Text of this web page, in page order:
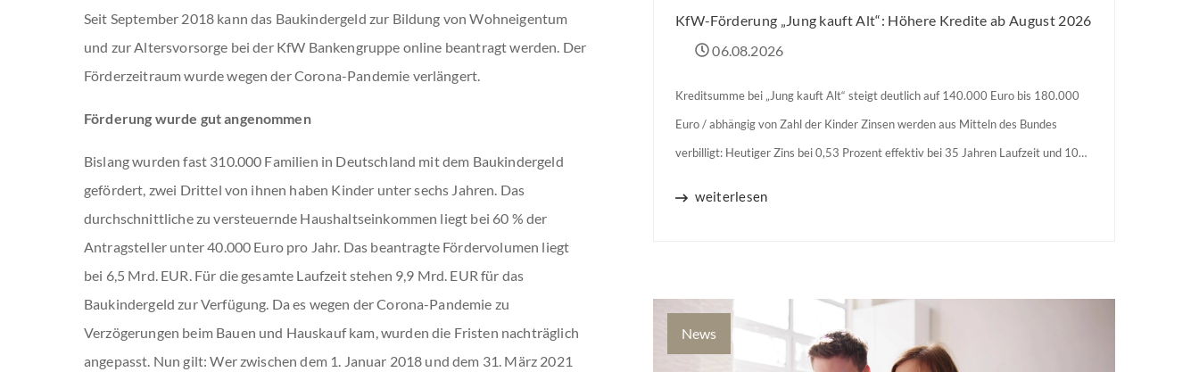
Seit September 2018 kann das Baukindergeld zur Bildung von Wohneigentum
und zur Altersvorsorge bei der KfW Bankengruppe online beantragt werden. Der
Förderzeitraum wurde wegen der Corona-Pandemie verlängert.
Förderung wurde gut angenommen
Bislang wurden fast 310.000 Familien in Deutschland mit dem Baukindergeld
gefördert, zwei Drittel von ihnen haben Kinder unter sechs Jahren. Das
durchschnittliche zu versteuernde Haushaltseinkommen liegt bei 60 % der
Antragsteller unter 40.000 Euro pro Jahr. Das beantragte Fördervolumen liegt
bei 6,5 Mrd. EUR. Für die gesamte Laufzeit stehen 9,9 Mrd. EUR für das
Baukindergeld zur Verfügung. Da es wegen der Corona-Pandemie zu
Verzögerungen beim Bauen und Hauskauf kam, wurden die Fristen nachträglich
angepasst. Nun gilt: Wer zwischen dem 1. Januar 2018 und dem 31. März 2021
KfW-Förderung „Jung kauft Alt“: Höhere Kredite ab August 2026
06.08.2026
Kreditsumme bei „Jung kauft Alt“ steigt deutlich auf 140.000 Euro bis 180.000
Euro / abhängig von Zahl der Kinder Zinsen werden aus Mitteln des Bundes
verbilligt: Heutiger Zins bei 0,53 Prozent effektiv bei 35 Jahren Laufzeit und 10
weiterlesen
News